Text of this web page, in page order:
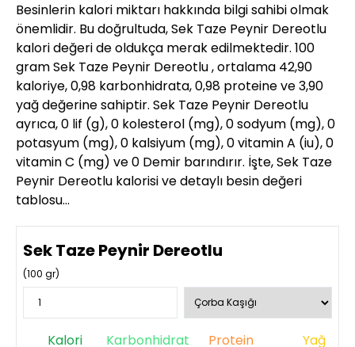
Besinlerin kalori miktarı hakkında bilgi sahibi olmak
önemlidir. Bu doğrultuda, Sek Taze Peynir Dereotlu
kalori değeri de oldukça merak edilmektedir. 100
gram Sek Taze Peynir Dereotlu , ortalama 42,90
kaloriye, 0,98 karbonhidrata, 0,98 proteine ve 3,90
yağ değerine sahiptir. Sek Taze Peynir Dereotlu
ayrıca, 0 lif (g), 0 kolesterol (mg), 0 sodyum (mg), 0
potasyum (mg), 0 kalsiyum (mg), 0 vitamin A (iu), 0
vitamin C (mg) ve 0 Demir barındırır. İşte, Sek Taze
Peynir Dereotlu kalorisi ve detaylı besin değeri
tablosu…
Sek Taze Peynir Dereotlu
(100 gr)
Kalori Karbonhidrat Protein Yağ